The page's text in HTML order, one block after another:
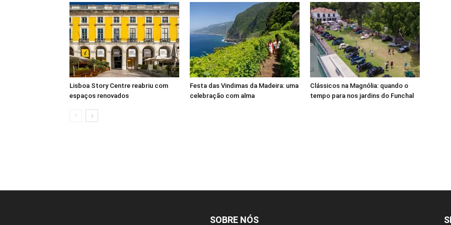
Lisboa Story Centre reabriu com
espaços renovados
Festa das Vindimas da Madeira: uma
celebração com alma
Clássicos na Magnólia: quando o
tempo para nos jardins do Funchal
SOBRE NÓS